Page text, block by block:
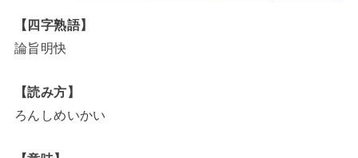
【四字熟語】
論旨明快
【読み方】
ろんしめいかい